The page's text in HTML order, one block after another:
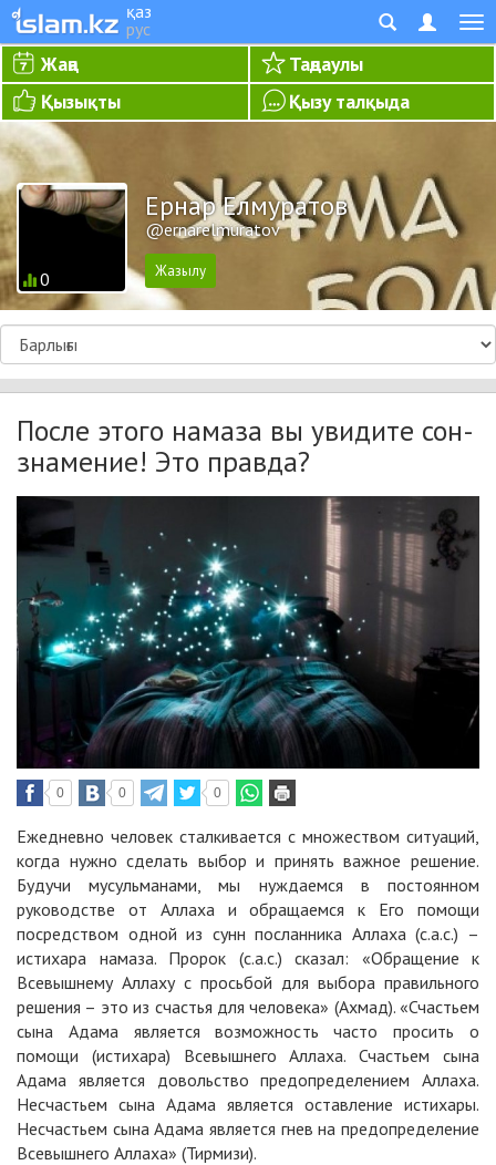
қаз
рус
Жаңа
Таңдаулы
Қызықты
Қызу талқыда
0
Ернар Елмуратов
@ernarelmuratov
После этого намаза вы увидите сон-
знамение! Это правда?
0 0 0
Ежедневно человек сталкивается с множеством ситуаций,
когда нужно сделать выбор и принять важное решение.
Будучи мусульманами, мы нуждаемся в постоянном
руководстве от Аллаха и обращаемся к Его помощи
посредством одной из сунн посланника Аллаха (с.а.с.) –
истихара намаза. Пророк (с.а.с.) сказал: «Обращение к
Всевышнему Аллаху с просьбой для выбора правильного
решения – это из счастья для человека» (Ахмад). «Счастьем
сына Адама является возможность часто просить о
помощи (истихара) Всевышнего Аллаха. Счастьем сына
Адама является довольство предопределением Аллаха.
Несчастьем сына Адама является оставление истихары.
Несчастьем сына Адама является гнев на предопределение
Всевышнего Аллаха» (Тирмизи).